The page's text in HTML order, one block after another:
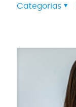
Categorias